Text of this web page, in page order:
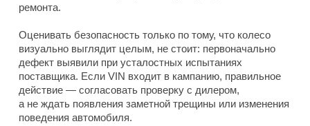
ремонта.
Оценивать безопасность только по тому, что колесо
визуально выглядит целым, не стоит: первоначально
дефект выявили при усталостных испытаниях
поставщика. Если VIN входит в кампанию, правильное
действие — согласовать проверку с дилером,
а не ждать появления заметной трещины или изменения
поведения автомобиля.